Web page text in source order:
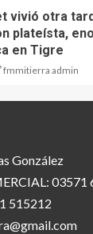
vivió otra
plateísta,
en Tigre
fmmitierra admin
González
03571
515212